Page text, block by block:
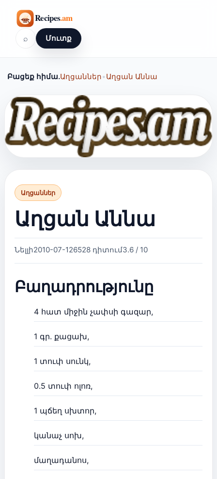
⌕ Մուտք
Բացեք հիմա.Աղցաններ•Աղցան Աննա
Աղցաններ
Աղցան Աննա
Նելլի2010-07-126528 դիտում3.6 / 10
Բաղադրությունը
4 հատ միջին չափսի գազար,
1 գր. քացախ,
1 տուփ սունկ,
0.5 տուփ ոլոռ,
1 պճեղ սխտոր,
կանաչ սոխ,
մաղադանոս,